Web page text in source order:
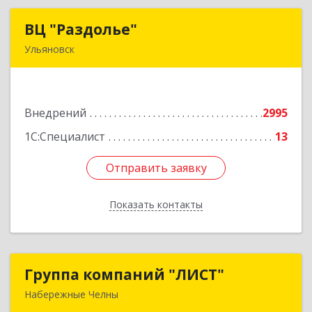
ВЦ "Раздолье"
Ульяновск
Внедрений
2995
1С:Специалист
13
Отправить заявку
Показать контакты
Подробнее
Отправить заявку
Назад
Группа компаний "ЛИСТ"
Набережные Челны
Группа компаний "ЛИСТ"